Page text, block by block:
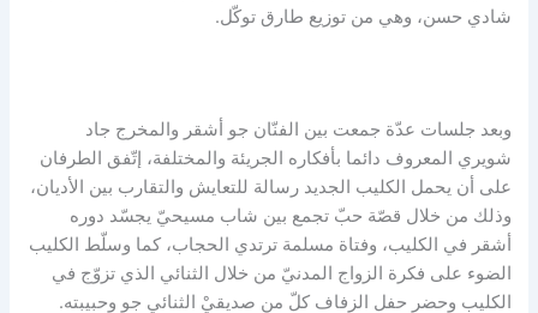
شادي حسن، وهي من توزيع طارق توكّل.
وبعد جلسات عدّة جمعت بين الفنّان جو أشقر والمخرج جاد
شويري المعروف دائما بأفكاره الجريئة والمختلفة، إتّفق الطرفان
على أن يحمل الكليب الجديد رسالة للتعايش والتقارب بين الأديان،
وذلك من خلال قصّة حبّ تجمع بين شاب مسيحيّ يجسّد دوره
أشقر في الكليب، وفتاة مسلمة ترتدي الحجاب، كما وسلّط الكليب
الضوء على فكرة الزواج المدنيّ من خلال الثنائي الذي تزوّج في
الكليب وحضر حفل الزفاف كلّ من صديقيْ الثنائي جو وحبيبته.